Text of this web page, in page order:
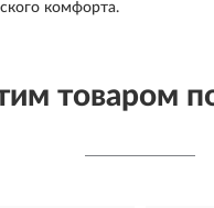
комфорта.
товаром